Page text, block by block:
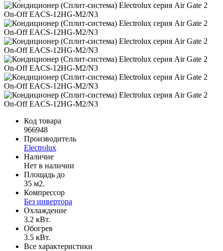
Код товара
966948
Производитель
Electrolux
Наличие
Нет в наличии
Площадь до
35 м2.
Компрессор
Без инвертора
Охлаждение
3.2 кВт.
Обогрев
3.5 кВт.
Все характеристики